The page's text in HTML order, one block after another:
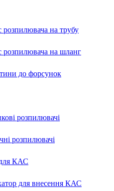
розпилювача на трубу
розпилювача на шланг
до форсунок
розпилювачі
розпилювачі
КАС
для внесення КАС